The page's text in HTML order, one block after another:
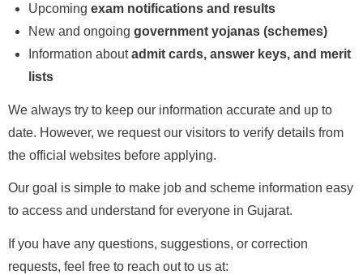
Upcomingexam notifications and results
New and ongoinggovernment yojanas (schemes)
Information aboutadmit cards, answer keys, and merit
lists
We always try to keep our information accurate and up to
date. However, we request our visitors to verify details from
the official websites before applying.
Our goal is simple to make job and scheme information easy
to access and understand for everyone in Gujarat.
If you have any questions, suggestions, or correction
requests, feel free to reach out to us at: